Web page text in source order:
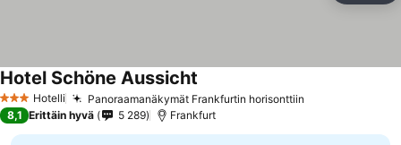
3 Tähtiluokitus
Hotelli Panoraamanäkymät Frankfurtin horisonttiin
Hotel Schöne Aussicht
8,1 Erittäin hyvä 5 289 Frankfurt